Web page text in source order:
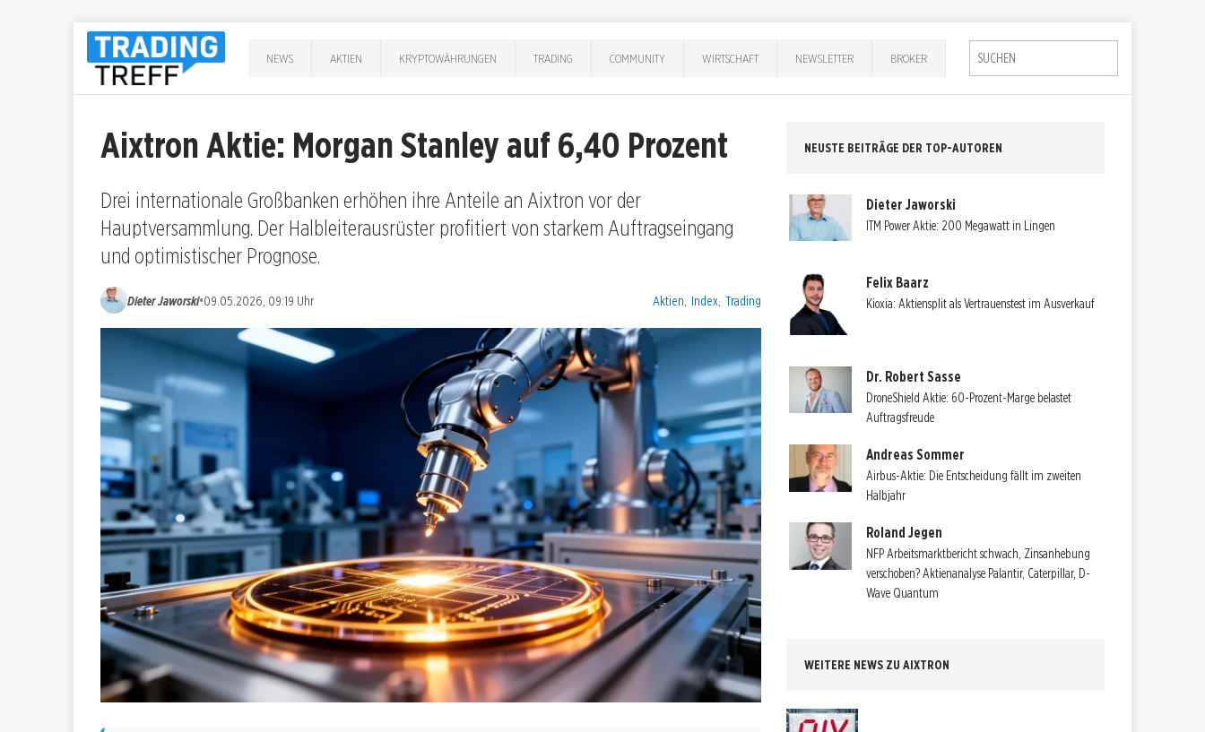
NEWS AKTIEN KRYPTOWÄHRUNGEN TRADING COMMUNITY WIRTSCHAFT NEWSLETTER BROKER
Aixtron Aktie: Morgan Stanley auf 6,40 Prozent
Drei internationale Großbanken erhöhen ihre Anteile an Aixtron vor der
Hauptversammlung. Der Halbleiterausrüster profitiert von starkem Auftragseingang
und optimistischer Prognose.
Dieter Jaworski•09.05.2026, 09:19 Uhr Kategorien:
Aktien Index Trading
NEUSTE BEITRÄGE DER TOP-AUTOREN
Dieter Jaworski
ITM Power Aktie: 200 Megawatt in Lingen
Felix Baarz
Kioxia: Aktiensplit als Vertrauenstest im Ausverkauf
Dr. Robert Sasse
DroneShield Aktie: 60-Prozent-Marge belastet
Auftragsfreude
Andreas Sommer
Airbus-Aktie: Die Entscheidung fällt im zweiten
Halbjahr
Roland Jegen
NFP Arbeitsmarktbericht schwach, Zinsanhebung
verschoben? Aktienanalyse Palantir, Caterpillar, D-
Wave Quantum
WEITERE NEWS ZU AIXTRON